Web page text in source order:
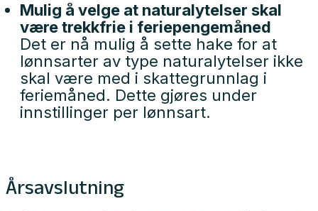
Mulig å velge at naturalytelser skal
være trekkfrie i feriepengemåned
Det er nå mulig å sette hake for at
lønnsarter av type naturalytelser ikke
skal være med i skattegrunnlag i
feriemåned. Dette gjøres under
innstillinger per lønnsart.
Årsavslutning